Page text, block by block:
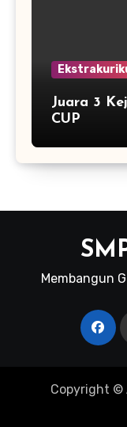
Juara 3
CUP
Membangun
Copyright ©